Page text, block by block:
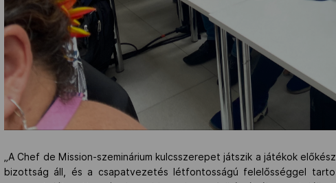
„A Chef de Mission-szeminárium kulcsszerepet játszik a játékok
bizottság áll, és a csapatvezetés létfontosságú felelősséggel